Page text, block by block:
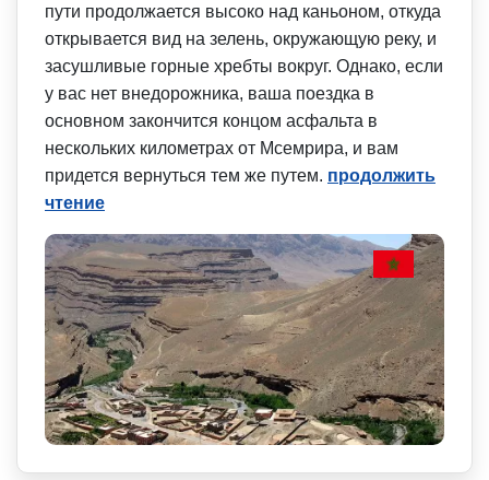
пути продолжается высоко над каньоном, откуда
открывается вид на зелень, окружающую реку, и
засушливые горные хребты вокруг. Однако, если
у вас нет внедорожника, ваша поездка в
основном закончится концом асфальта в
нескольких километрах от Мсемрира, и вам
придется вернуться тем же путем. продолжить
чтение